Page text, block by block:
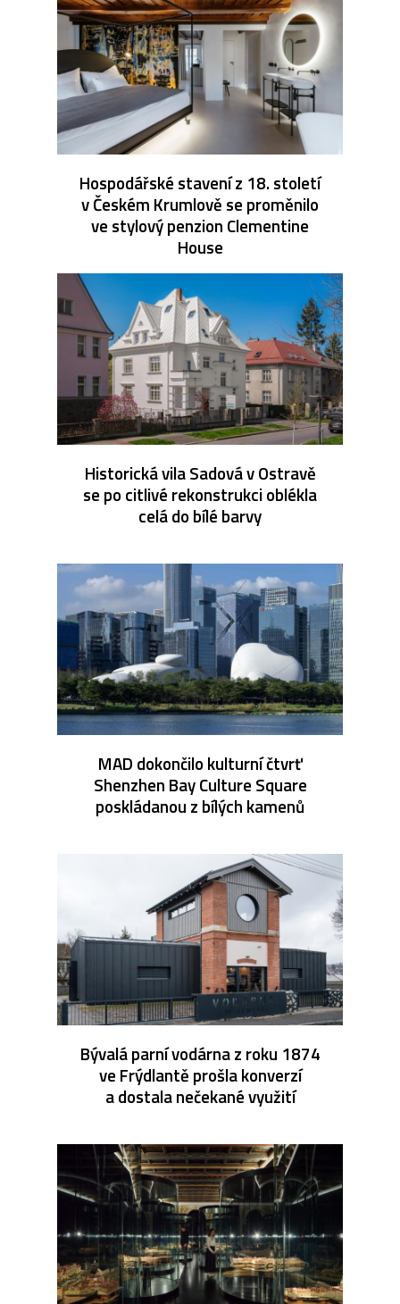
Hospodářské stavení z 18. století
v Českém Krumlově se proměnilo
ve stylový penzion Clementine
House
Historická vila Sadová v Ostravě
se po citlivé rekonstrukci oblékla
celá do bílé barvy
MAD dokončilo kulturní čtvrť
Shenzhen Bay Culture Square
poskládanou z bílých kamenů
Bývalá parní vodárna z roku 1874
ve Frýdlantě prošla konverzí
a dostala nečekané využití